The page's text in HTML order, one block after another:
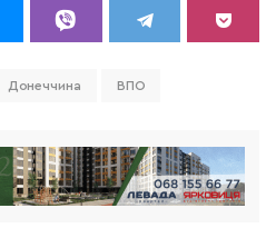
Донеччина ВПО